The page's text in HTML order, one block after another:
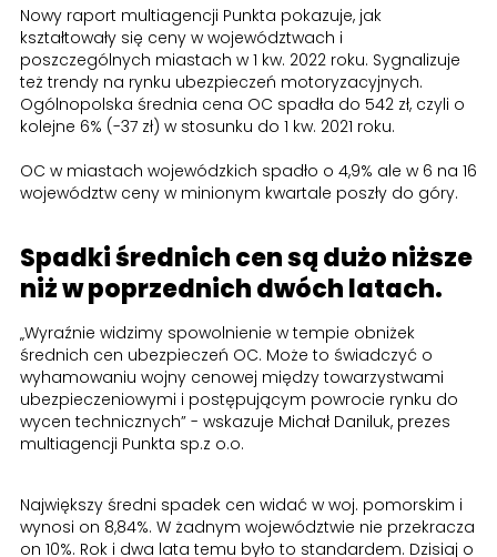
Nowy raport multiagencji Punkta pokazuje, jak
kształtowały się ceny w województwach i
poszczególnych miastach w 1 kw. 2022 roku. Sygnalizuje
też trendy na rynku ubezpieczeń motoryzacyjnych.
Ogólnopolska średnia cena OC spadła do 542 zł, czyli o
kolejne 6% (-37 zł) w stosunku do 1 kw. 2021 roku.
OC w miastach wojewódzkich spadło o 4,9% ale w 6 na 16
województw ceny w minionym kwartale poszły do góry.
Spadki średnich cen są dużo niższe
niż w poprzednich dwóch latach.
„Wyraźnie widzimy spowolnienie w tempie obniżek
średnich cen ubezpieczeń OC. Może to świadczyć o
wyhamowaniu wojny cenowej między towarzystwami
ubezpieczeniowymi i postępującym powrocie rynku do
wycen technicznych” - wskazuje Michał Daniluk, prezes
multiagencji Punkta sp.z o.o.
Największy średni spadek cen widać w woj. pomorskim i
wynosi on 8,84%. W żadnym województwie nie przekracza
on 10%. Rok i dwa lata temu było to standardem. Dzisiaj o